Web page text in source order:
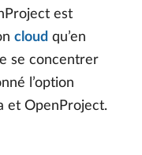
est
cloud qu’en
se concentrer
l’option
et OpenProject.